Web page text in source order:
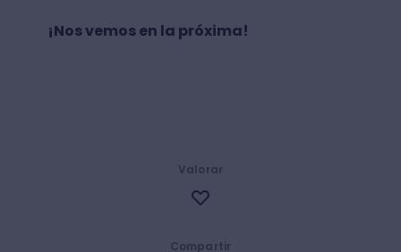
¡Nos vemos en la próxima!
Compartir
Valorar